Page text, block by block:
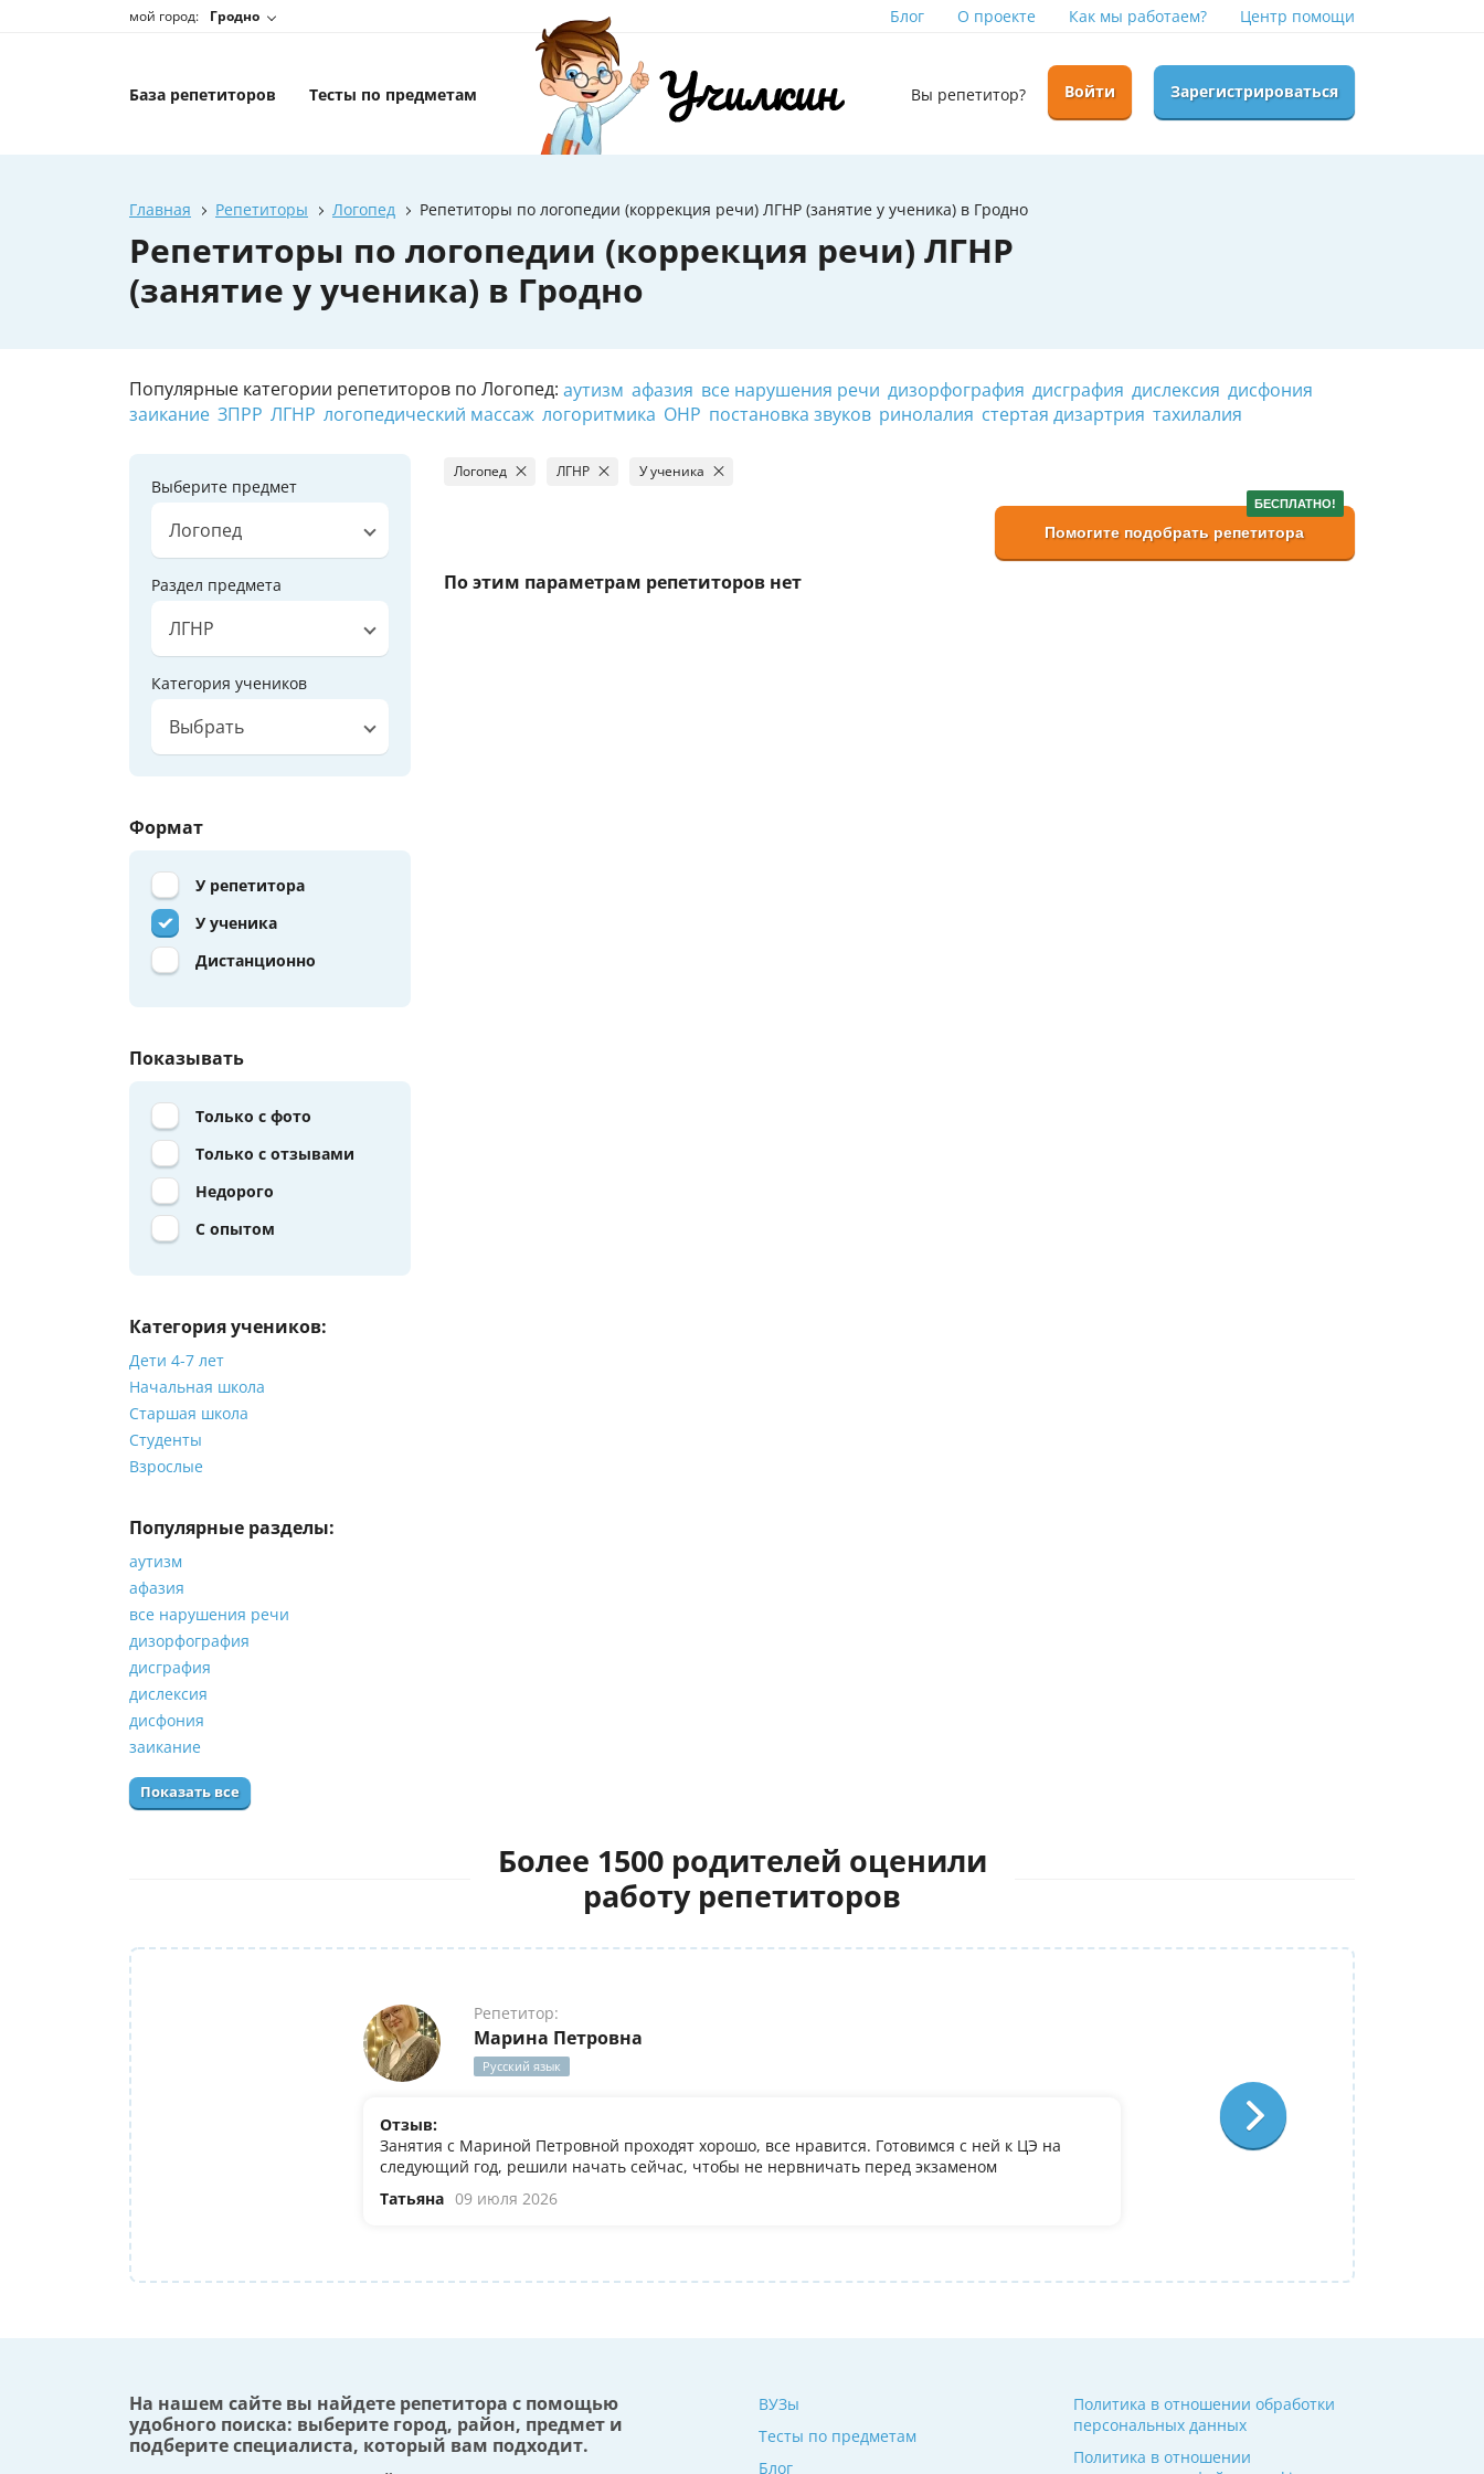
мой город: Гродно Блог О проекте Как мы работаем? Центр помощи
База репетиторов Тесты по предметам Вы репетитор? Войти Зарегистрироваться
Главная Репетиторы Логопед Репетиторы по логопедии (коррекция речи) ЛГНР (занятие у ученика) в Гродно
Репетиторы по логопедии (коррекция речи) ЛГНР
(занятие у ученика) в Гродно
Популярные категории репетиторов по Логопед: аутизм афазия все нарушения речи дизорфография дисграфия дислексия дисфония
заикание ЗПРР ЛГНР логопедический массаж логоритмика ОНР постановка звуков ринолалия стертая дизартрия тахилалия
Выберите предмет
Логопед
Раздел предмета
ЛГНР
Категория учеников
Выбрать
Формат
У репетитора
У ученика
Дистанционно
Показывать
Только с фото
Только с отзывами
Недорого
С опытом
Категория учеников:
Дети 4-7 лет
Начальная школа
Старшая школа
Студенты
Взрослые
Популярные разделы:
аутизм
афазия
все нарушения речи
дизорфография
дисграфия
дислексия
дисфония
заикание
Показать все
Логопед ЛГНР У ученика
БЕСПЛАТНО!
Помогите подобрать репетитора
По этим параметрам репетиторов нет
Более 1500 родителей оценили
работу репетиторов
Репетитор:
Марина Петровна
Русский язык
Отзыв:
Занятия с Мариной Петровной проходят хорошо, все нравится. Готовимся с ней к ЦЭ на
следующий год, решили начать сейчас, чтобы не нервничать перед экзаменом
Татьяна 09 июля 2026
Лариса Степановна
Французский язык
По занятиям с Ларисой Степановной у
преподаватель, очень довольна, что
На нашем сайте вы найдете репетитора с помощью
удобного поиска: выберите город, район, предмет и
подберите специалиста, который вам подходит.
ВУЗы
Тесты по предметам
Блог
Политика в отношении обработки
персональных данных
Политика в отношении